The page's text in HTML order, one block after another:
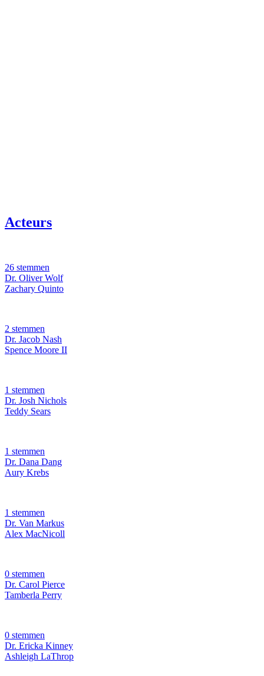
Acteurs
26 stemmen
Dr. Oliver Wolf
Zachary Quinto
2 stemmen
Dr. Jacob Nash
Spence Moore II
1 stemmen
Dr. Josh Nichols
Teddy Sears
1 stemmen
Dr. Dana Dang
Aury Krebs
1 stemmen
Dr. Van Markus
Alex MacNicoll
0 stemmen
Dr. Carol Pierce
Tamberla Perry
0 stemmen
Dr. Ericka Kinney
Ashleigh LaThrop